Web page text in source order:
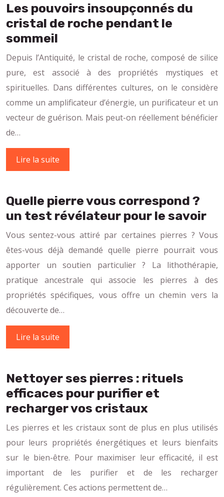
Les pouvoirs insoupçonnés du
cristal de roche pendant le
sommeil
Depuis l’Antiquité, le cristal de roche, composé de silice
pure, est associé à des propriétés mystiques et
spirituelles. Dans différentes cultures, on le considère
comme un amplificateur d’énergie, un purificateur et un
vecteur de guérison. Mais peut-on réellement bénéficier
de…
Lire la suite
Quelle pierre vous correspond ?
un test révélateur pour le savoir
Vous sentez-vous attiré par certaines pierres ? Vous
êtes-vous déjà demandé quelle pierre pourrait vous
apporter un soutien particulier ? La lithothérapie,
pratique ancestrale qui associe les pierres à des
propriétés spécifiques, vous offre un chemin vers la
découverte de…
Lire la suite
Nettoyer ses pierres : rituels
efficaces pour purifier et
recharger vos cristaux
Les pierres et les cristaux sont de plus en plus utilisés
pour leurs propriétés énergétiques et leurs bienfaits
sur le bien-être. Pour maximiser leur efficacité, il est
important de les purifier et de les recharger
régulièrement. Ces actions permettent de…